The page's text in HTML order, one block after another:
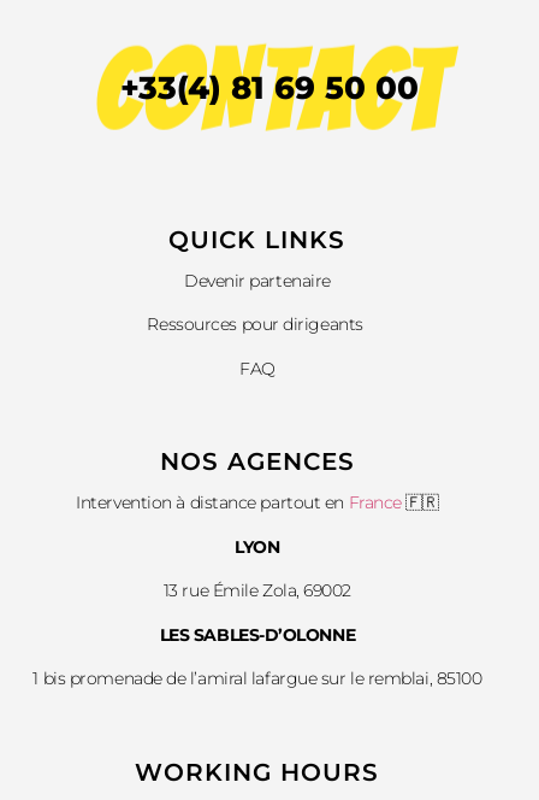
+33(4) 81 69 50 00
CONTACT
QUICK LINKS​
Devenir partenaire
Ressources pour dirigeants
FAQ
NOS AGENCES
Intervention à distance partout en France🇫🇷
LYON
13 rue Émile Zola, 69002
LES SABLES-D’OLONNE
1 bis promenade de l’amiral lafargue sur le remblai, 85100
WORKING HOURS